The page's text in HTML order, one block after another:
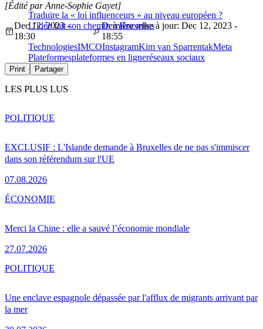
Traduire la « loi influenceurs » au niveau européen ?
L’idée fait son chemin à Bruxelles
[Édité par Anne-Sophie Gayet]
Dec 12, 2023 -
18:30
Dernière mise à jour: Dec 12, 2023 -
18:55
TechnologiesIMCOInstagramKim van SparrentakMeta
Plateformesplateformes en ligneréseaux sociaux
Print Partager
LES PLUS LUS
EXCLUSIF : L'Islande demande à Bruxelles de ne pas s'immiscer
dans son référendum sur l'UE
07.08.2026
POLITIQUE
Merci la Chine : elle a sauvé l’économie mondiale
27.07.2026
ÉCONOMIE
Une enclave espagnole dépassée par l'afflux de migrants arrivant par
la mer
POLITIQUE